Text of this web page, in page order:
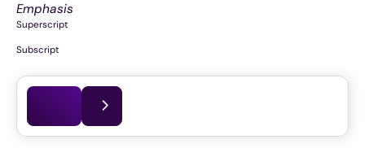
Emphasis
Superscript
Subscript
Dit artikel is voor het laatst bijgewerkt op
Voordelen van een VPN